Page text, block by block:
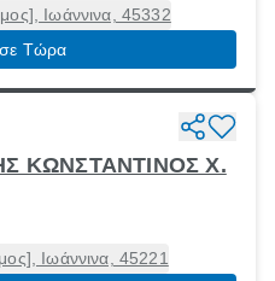
Ιωάννινα, 45332
Τώρα
ΚΩΝΣΤΑΝΤΙΝΟΣ Χ.
Ιωάννινα, 45221